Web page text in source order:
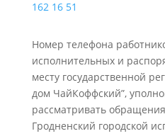
162 16 51
Номер телефона
исполнительных и
месту государственной
дом ЧайКоффский”,
рассматривать
Гродненский городской